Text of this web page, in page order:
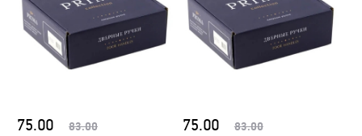
75.00 83.00 75.00 83.00